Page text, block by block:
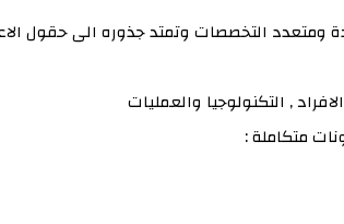
, التكنولوجيا والعمليات
متكاملة :